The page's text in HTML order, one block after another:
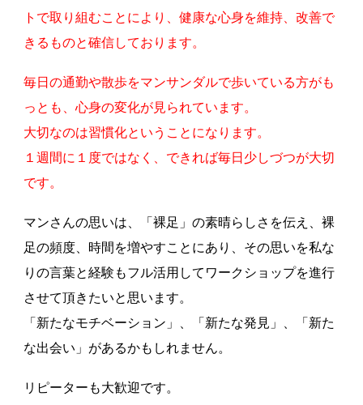
トで取り組むことにより、健康な心身を維持、改善で
きるものと確信しております。
毎日の通勤や散歩をマンサンダルで歩いている方がも
っとも、心身の変化が見られています。
大切なのは習慣化ということになります。
１週間に１度ではなく、できれば毎日少しづつが大切
です。
マンさんの思いは、「裸足」の素晴らしさを伝え、裸
足の頻度、時間を増やすことにあり、その思いを私な
りの言葉と経験もフル活用してワークショップを進行
させて頂きたいと思います。
「新たなモチベーション」、「新たな発見」、「新た
な出会い」があるかもしれません。
リピーターも大歓迎です。